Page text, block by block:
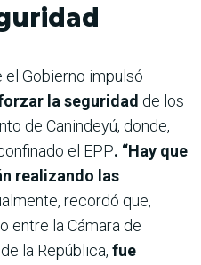
el Gobierno impulsó
la seguridad de los
de Canindeyú, donde,
el EPP. “Hay que
realizando las
recordó que,
entre la Cámara de
la República, fue